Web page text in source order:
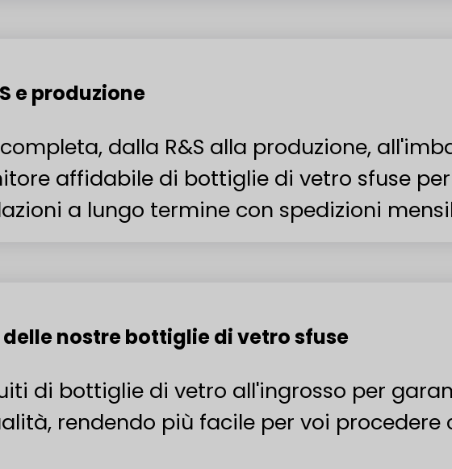
e produzione
dalla R&S alla produzione,
affidabile di bottiglie di vetro sfuse
a lungo termine con spedizioni
nostre bottiglie di vetro sfuse
di bottiglie di vetro all'ingrosso per
rendendo più facile per voi